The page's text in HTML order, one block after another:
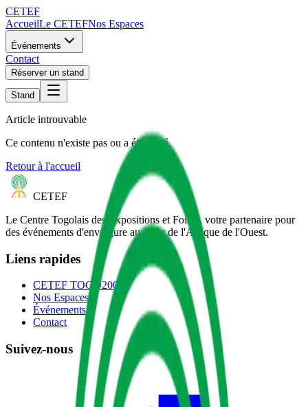
CETEF
AccueilLe CETEFNos Espaces
Événements
Contact
Réserver un stand
Stand
Article introuvable
Ce contenu n'existe pas ou a été retiré.
Retour à l'accueil
CETEF
Le Centre Togolais des Expositions et Foires, votre partenaire pour
des événements d'envergure au cœur de l'Afrique de l'Ouest.
Liens rapides
CETEF TOGO2000
Nos Espaces
Événements
Contact
Suivez-nous